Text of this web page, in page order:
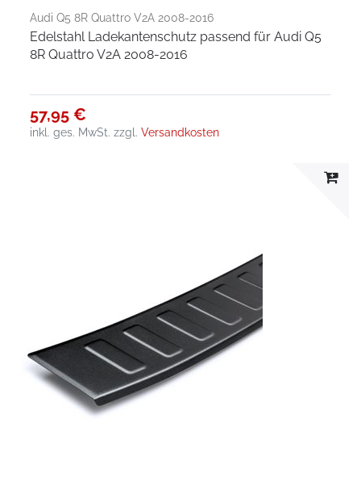
Audi Q5 8R Quattro V2A 2008-2016
Edelstahl Ladekantenschutz passend für Audi Q5
8R Quattro V2A 2008-2016
57,95 €
inkl. ges. MwSt. zzgl.Versandkosten